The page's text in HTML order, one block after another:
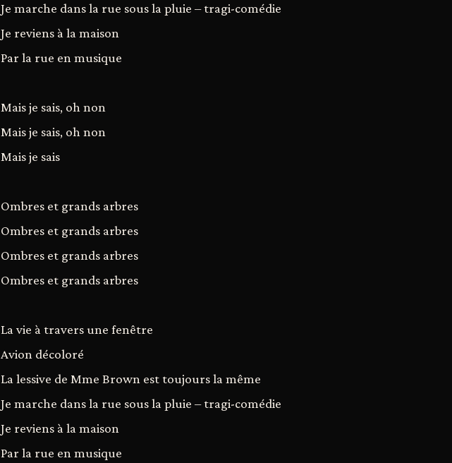
Je marche dans la rue sous la pluie – tragi-comédie
Je reviens à la maison
Par la rue en musique
Mais je sais, oh non
Mais je sais, oh non
Mais je sais
Ombres et grands arbres
Ombres et grands arbres
Ombres et grands arbres
Ombres et grands arbres
La vie à travers une fenêtre
Avion décoloré
La lessive de Mme Brown est toujours la même
Je marche dans la rue sous la pluie – tragi-comédie
Je reviens à la maison
Par la rue en musique